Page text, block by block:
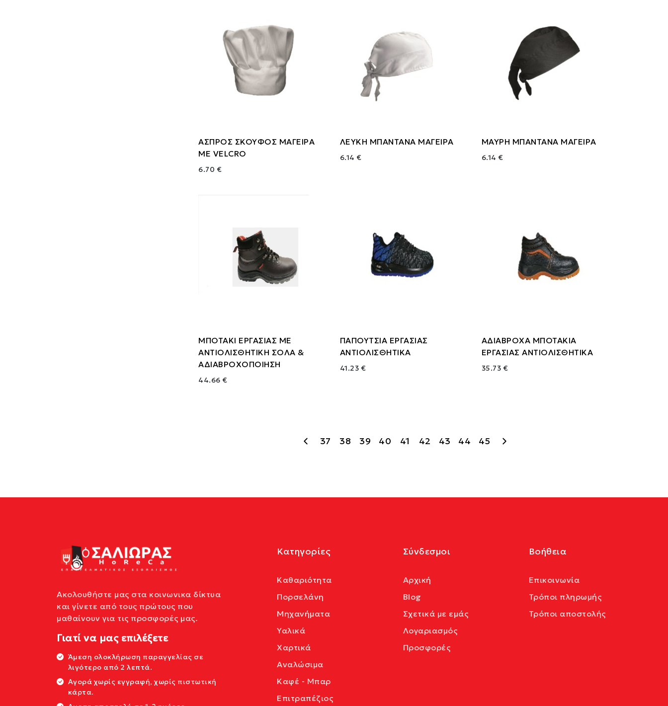
ΑΣΠΡΟΣ ΣΚΟΥΦΟΣ ΜΑΓΕΙΡΑ
ΜΕ VELCRO
6.70 €
ΛΕΥΚΗ ΜΠΑΝΤΑΝΑ ΜΑΓΕΙΡΑ
6.14 €
ΜΑΥΡΗ ΜΠΑΝΤΑΝΑ ΜΑΓΕΙΡΑ
6.14 €
ΜΠΟΤΑΚΙ ΕΡΓΑΣΙΑΣ ΜΕ
ΑΝΤΙΟΛΙΣΘΗΤΙΚΗ ΣΟΛΑ &
ΑΔΙΑΒΡΟΧΟΠΟΙΗΣΗ
44.66 €
ΠΑΠΟΥΤΣΙΑ ΕΡΓΑΣΙΑΣ
ΑΝΤΙΟΛΙΣΘΗΤΙΚΑ
41.23 €
ΑΔΙΑΒΡΟΧΑ ΜΠΟΤΑΚΙΑ
ΕΡΓΑΣΙΑΣ ΑΝΤΙΟΛΙΣΘΗΤΙΚΑ
35.73 €
37 38 39 40 41 42 43 44 45
Ακολουθήστε μας στα κοινωνικα δίκτυα
και γίνετε από τους πρώτους που
μαθαίνουν για τις προσφορές μας.
Γιατί να μας επιλέξετε
Άμεση ολοκλήρωση παραγγελίας σε
λιγότερο από 2 λεπτά.
Αγορά χωρίς εγγραφή, χωρίς πιστωτική
κάρτα.
Κατηγορίες
Καθαριότητα
Πορσελάνη
Μηχανήματα
Υαλικά
Χαρτικά
Αναλώσιμα
Καφέ - Μπαρ
Επιτραπέζιος
Σύνδεσμοι
Αρχική
Blog
Σχετικά με εμάς
Λογαριασμός
Προσφορές
Βοήθεια
Επικοινωνία
Τρόποι πληρωμής
Τρόποι αποστολής